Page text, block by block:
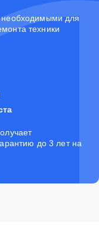
необходимыми для
техники
до 3 лет на